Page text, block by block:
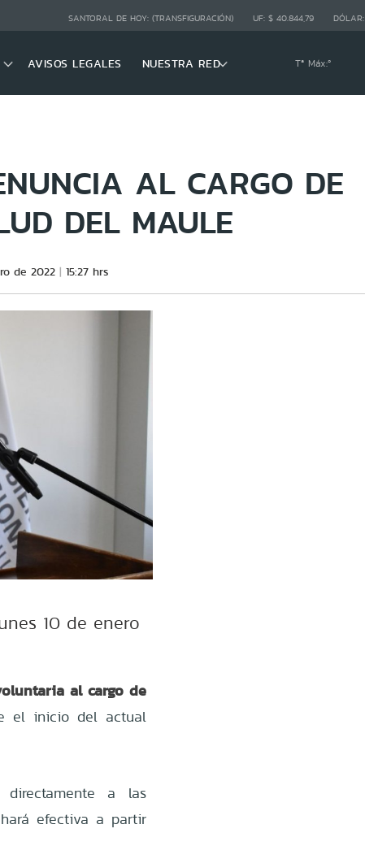
SANTORAL DE HOY: (TRANSFIGURACIÓN) UF: $ 40.844,79 DÓLAR:
AVISOS LEGALES NUESTRA RED Tª Máx:º
AL CARGO DE
DEL MAULE
de 2022 15:27 hrs
10 de enero
al cargo de
el inicio del actual
a las
efectiva a partir